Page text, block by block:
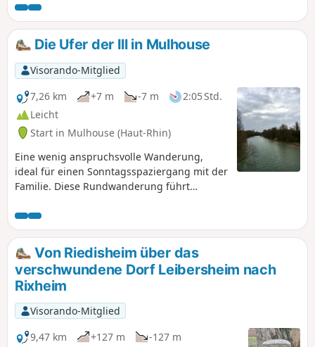
geschichtsträchtigen Brauerei – und anschließend den Bois
de Lutterbach genießen kann, den südwestlichen Teil des
Forêt du Nonnenbruch (Marais des Nonnes),der von
zahlreichen Wanderwegen durchzogen ist und als grüne
Lunge des Ballungsraums gilt. Die Wanderung ist über den
Bahnhof Lutterbach (Haut-Rhin) erreichbar.
Die Ufer der Ill in Mulhouse
Visorando-Mitglied
7,26 km
+7 m -7 m
2:05 Std.
Leicht
Start in Mulhouse (Haut-Rhin)
Eine wenig anspruchsvolle Wanderung,
ideal für einen Sonntagsspaziergang mit der
Familie. Diese Rundwanderung führt
Ihnen, die „Pont Japonais” hinter dem
Schwimmbad von Mulhouse sowie den „Bois
des Philosophes” in der Nähe der Universität
zu entdecken.
Von Riedisheim über das
verschwundene Dorf Leibersheim nach
Rixheim
Visorando-Mitglied
9,47 km
+127 m
-127 m